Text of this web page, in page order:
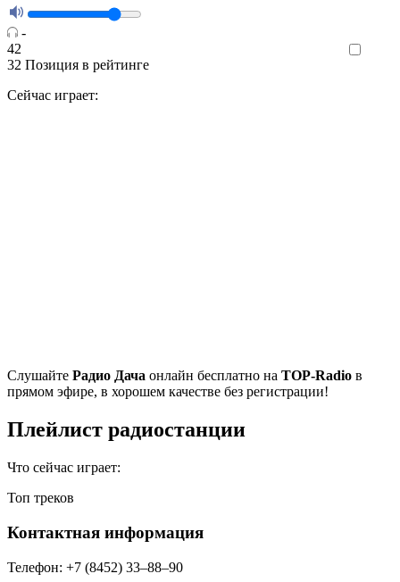
-
42
32 Позиция в рейтинге
Сейчас играет:
Cлушайте Радио Дача онлайн бесплатно на TOP-Radio в
прямом эфире, в хорошем качестве без регистрации!
Плейлист радиостанции
Что сейчас играет:
Топ треков
Контактная информация
Телефон: +7 (8452) 33‒88‒90